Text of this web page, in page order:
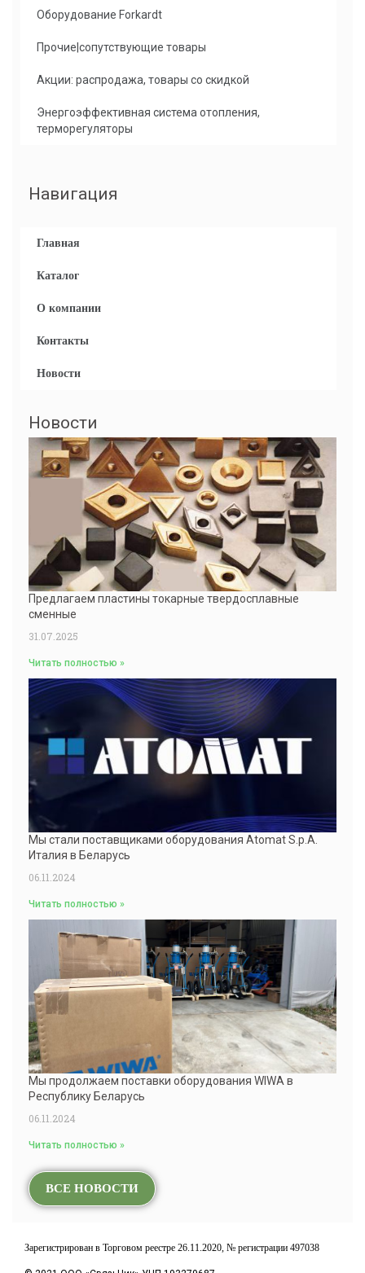
Оборудование Forkardt
Прочие|сопутствующие товары
Акции: распродажа, товары со скидкой
Энергоэффективная система отопления,
терморегуляторы
Навигация
Главная
Каталог
О компании
Контакты
Новости
Новости
Предлагаем пластины токарные твердосплавные
сменные
31.07.2025
Читать полностью »
Мы стали поставщиками оборудования Atomat S.p.A.
Италия в Беларусь
06.11.2024
Читать полностью »
Мы продолжаем поставки оборудования WIWA в
Республику Беларусь
06.11.2024
Читать полностью »
ВСЕ НОВОСТИ
Зарегистрирован в Торговом реестре 26.11.2020, № регистрации 497038